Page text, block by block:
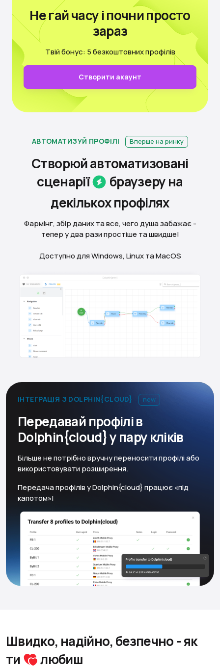
Не гай часуі почни просто
зараз
Твій бонус: 5 безкоштовних профілів
Створити акаунт
АВТОМАТИЗУЙ ПРОФІЛІ Вперше на ринку
Створюй автоматизовані
сценарії
браузеру на
декiлькохпрофілях
Фармінг, збір даних та все, чего душа забажає -
тепер у два рази простіше та швидше!
Доступно для Windows, Linux та MacOS
ІНТЕГРАЦІЯ З DOLPHIN{CLOUD} new
Передавай профілі в
Dolphin{cloud} у пару кліків
Більше не потрібно вручну переносити профілі або
використовувати розширення.
Передача профілів у Dolphin{cloud} працює «під
капотом»!
Швидко, надійно, безпечно- як
ти
любиш